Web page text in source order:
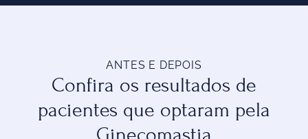
ANTES E DEPOIS
Confira os resultados de
pacientes que optaram pela